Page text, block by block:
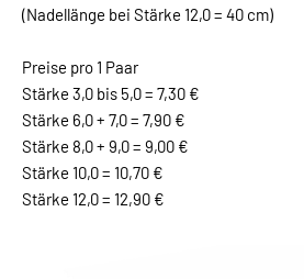
(Nadellänge bei Stärke 12,0 = 40 cm)
Preise pro 1 Paar
Stärke 3,0 bis 5,0 = 7,30 €
Stärke 6,0 + 7,0 = 7,90 €
Stärke 8,0 + 9,0 = 9,00 €
Stärke 10,0 = 10,70 €
Stärke 12,0 = 12,90 €